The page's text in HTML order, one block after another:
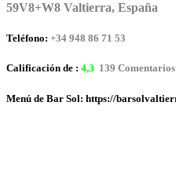
59V8+W8 Valtierra, España
Teléfono: +34 948 86 71 53
Calificación de : 4,3 139
Menú de Bar Sol: https://